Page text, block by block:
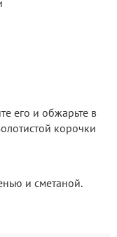
его и обжарьте в
корочки
и сметаной.